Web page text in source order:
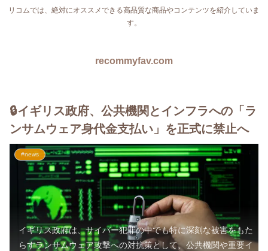
リコムでは、絶対にオススメできる高品質な商品やコンテンツを紹介していま
す。
recommyfav.com
🔒イギリス政府、公共機関とインフラへの「ラ
ンサムウェア身代金支払い」を正式に禁止へ
#news
イギリス政府は、サイバー犯罪の中でも特に深刻な被害をもた
らすランサムウェア攻撃への対抗策として、公共機関や重要イ